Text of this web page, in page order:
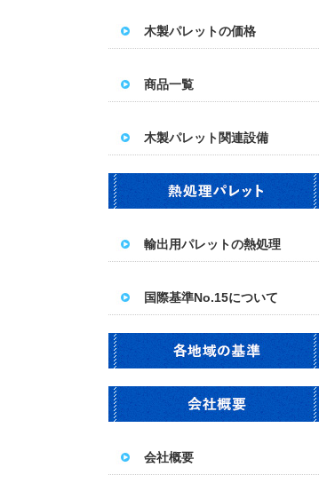
木製パレットの価格
商品一覧
木製パレット関連設備
輸出用パレットの熱処理
国際基準No.15について
会社概要